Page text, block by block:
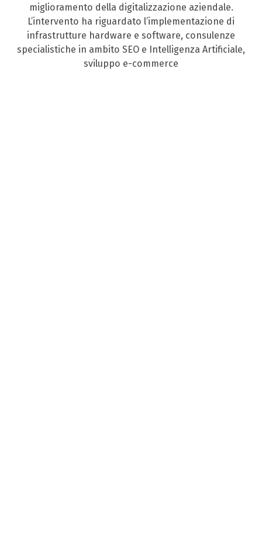
miglioramento della digitalizzazione aziendale.
L’intervento ha riguardato l’implementazione di
infrastrutture hardware e software, consulenze
specialistiche in ambito SEO e Intelligenza Artificiale,
sviluppo e-commerce